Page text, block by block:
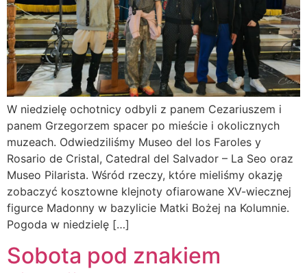
W niedzielę ochotnicy odbyli z panem Cezariuszem i
panem Grzegorzem spacer po mieście i okolicznych
muzeach. Odwiedziliśmy Museo del los Faroles y
Rosario de Cristal, Catedral del Salvador – La Seo oraz
Museo Pilarista. Wśród rzeczy, które mieliśmy okazję
zobaczyć kosztowne klejnoty ofiarowane XV-wiecznej
figurce Madonny w bazylicie Matki Bożej na Kolumnie.
Pogoda w niedzielę […]
Sobota pod znakiem